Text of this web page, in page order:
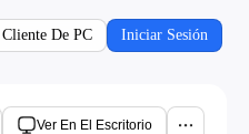
Cliente De PC Iniciar Sesión
Ver En El Escritorio